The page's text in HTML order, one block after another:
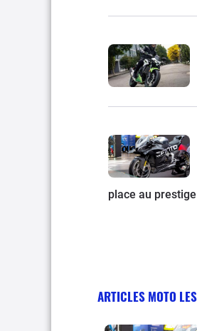
place au prestige
ARTICLES MOTO